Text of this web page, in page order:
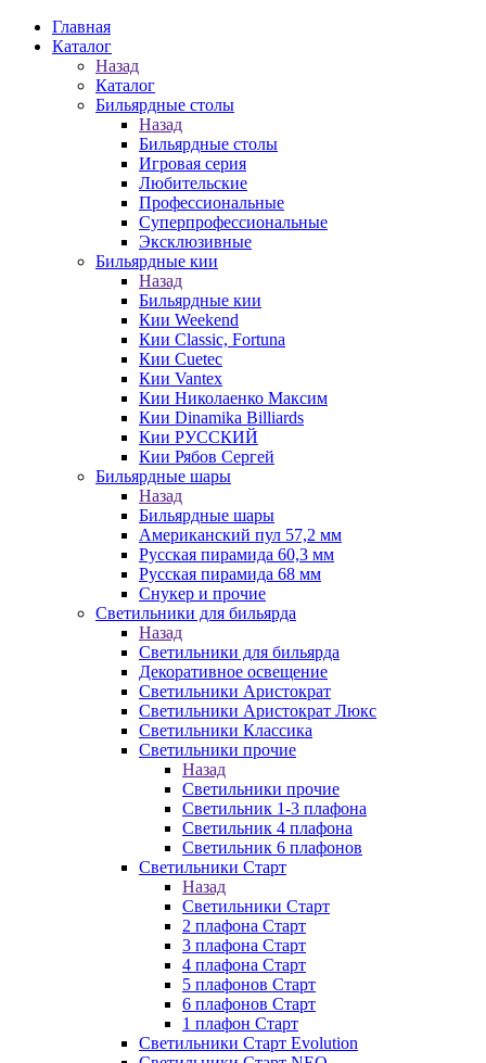
Главная
Каталог
Назад
Каталог
Бильярдные столы
Назад
Бильярдные столы
Игровая серия
Любительские
Профессиональные
Суперпрофессиональные
Эксклюзивные
Бильярдные кии
Назад
Бильярдные кии
Кии Weekend
Кии Classic, Fortuna
Кии Cuetec
Кии Vantex
Кии Николаенко Максим
Кии Dinamika Billiards
Кии РУССКИЙ
Кии Рябов Сергей
Бильярдные шары
Назад
Бильярдные шары
Американский пул 57,2 мм
Русская пирамида 60,3 мм
Русская пирамида 68 мм
Снукер и прочие
Светильники для бильярда
Назад
Светильники для бильярда
Декоративное освещение
Светильники Аристократ
Светильники Аристократ Люкс
Светильники Классика
Светильники прочие
Назад
Светильники прочие
Светильник 1-3 плафона
Светильник 4 плафона
Светильник 6 плафонов
Светильники Старт
Назад
Светильники Старт
2 плафона Старт
3 плафона Старт
4 плафона Старт
5 плафонов Старт
6 плафонов Старт
1 плафон Старт
Светильники Старт Evolution